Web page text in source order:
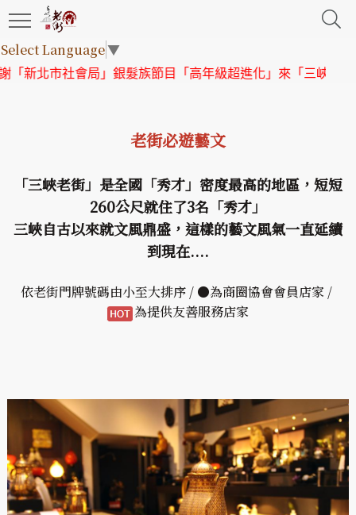
Select Language▼
會局」銀髮族節目「高年級超進化」來「三峽老街」取景
老街必遊藝文
「三峽老街」是全國「秀才」密度最高的地區，短短
260公尺就住了3名「秀才」
三峽自古以來就文風鼎盛，這樣的藝文風氣一直延續
到現在....
依老街門牌號碼由小至大排序 / ●為商圈協會會員店家 /
為提供友善服務店家